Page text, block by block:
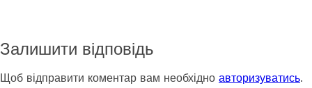
Залишити відповідь
Щоб відправити коментар вам необхідно авторизуватись.